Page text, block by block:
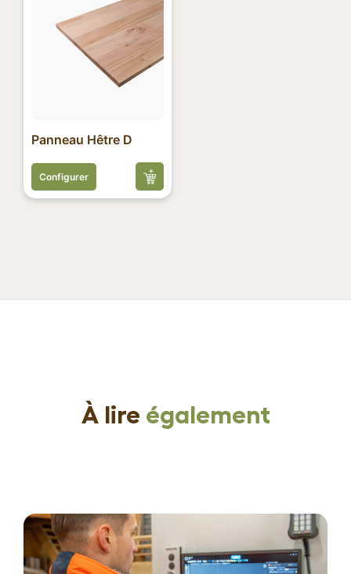
Panneau Hêtre D
Configurer
À lire également